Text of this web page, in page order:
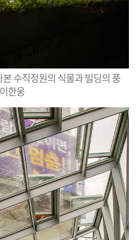
수직정원의 식물과 빌딩의 풍
한웅